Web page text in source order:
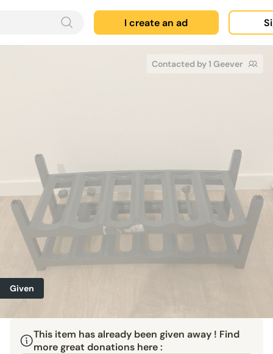
I create an ad
Contacted by 1 Geever
Given
This item has already been given away ! Find
more great donations here :